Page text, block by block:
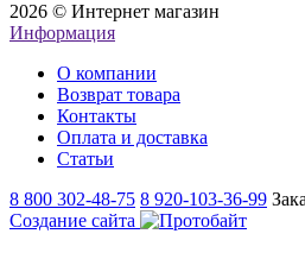
2026 © Интернет магазин
Информация
О компании
Возврат товара
Контакты
Оплата и доставка
Статьи
8 800 302-48-75 8 920-103-36-99
Создание сайта